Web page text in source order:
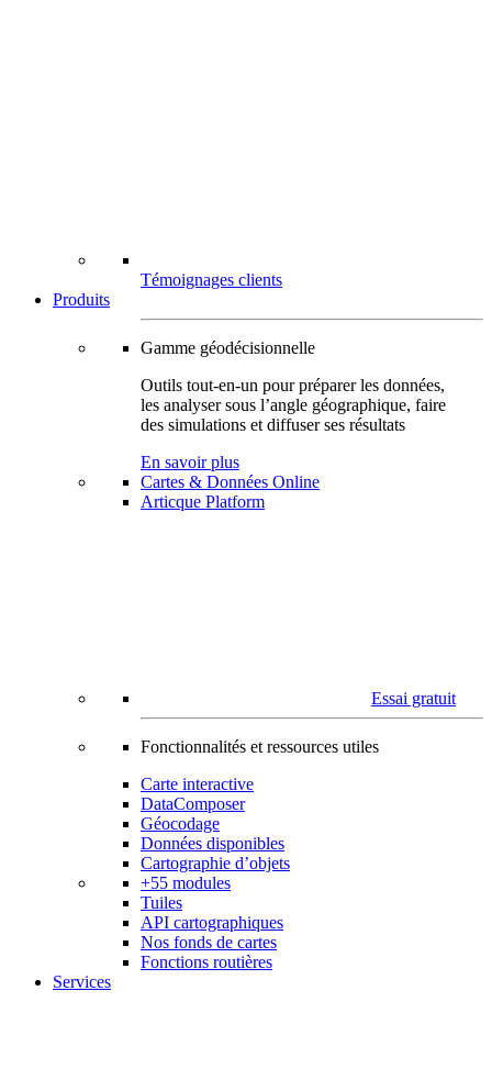
Témoignages clients
Produits
Gamme géodécisionnelle
Outils tout-en-un pour préparer les données,
les analyser sous l’angle géographique, faire
des simulations et diffuser ses résultats
En savoir plus
Cartes & Données Online
Articque Platform
Essai gratuit
Fonctionnalités et ressources utiles
Carte interactive
DataComposer
Géocodage
Données disponibles
Cartographie d’objets
+55 modules
Tuiles
API cartographiques
Nos fonds de cartes
Fonctions routières
Services